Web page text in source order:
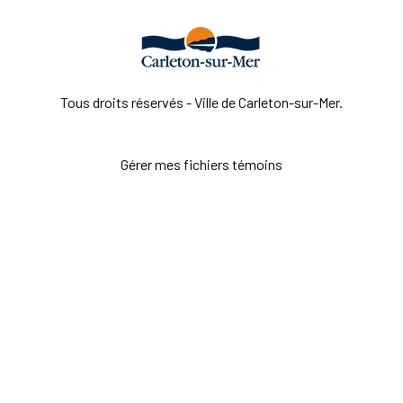
Tous droits réservés - Ville de Carleton-sur-Mer.
Gérer mes fichiers témoins